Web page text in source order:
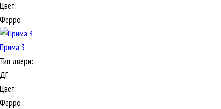
Цвет:
Ферро
Прима 3
Тип двери:
ДГ
Цвет:
Ферро